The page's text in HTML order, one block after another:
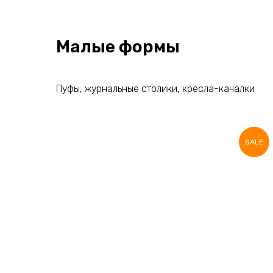
Малые формы
Пуфы, журнальные столики, кресла-качалки
SALE